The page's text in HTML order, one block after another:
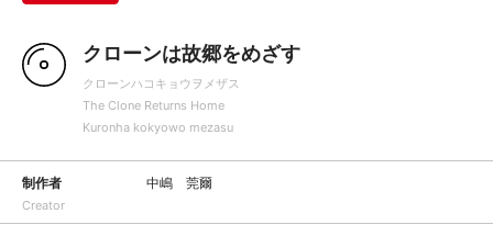
クローンは故郷をめざす
クローンハコキョウヲメザス
The Clone Returns Home
Kuronha kokyowo mezasu
制作者
Creator
中嶋 莞爾